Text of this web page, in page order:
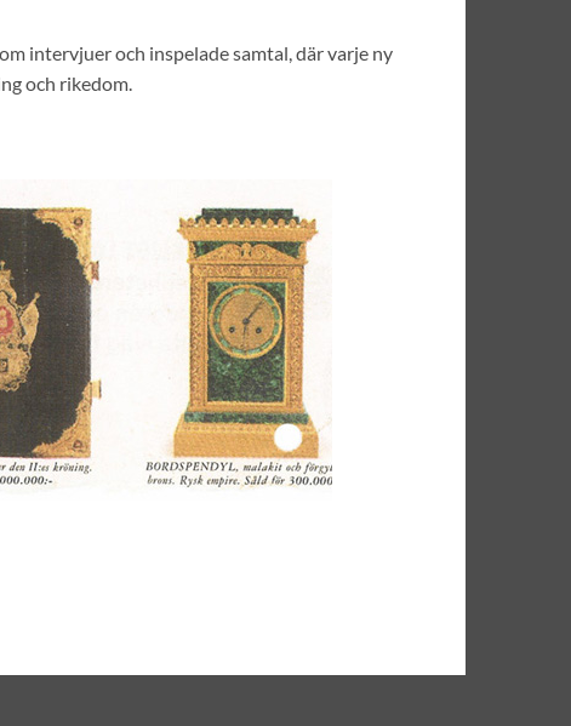
intervjuer och inspelade samtal, där varje ny
och rikedom.